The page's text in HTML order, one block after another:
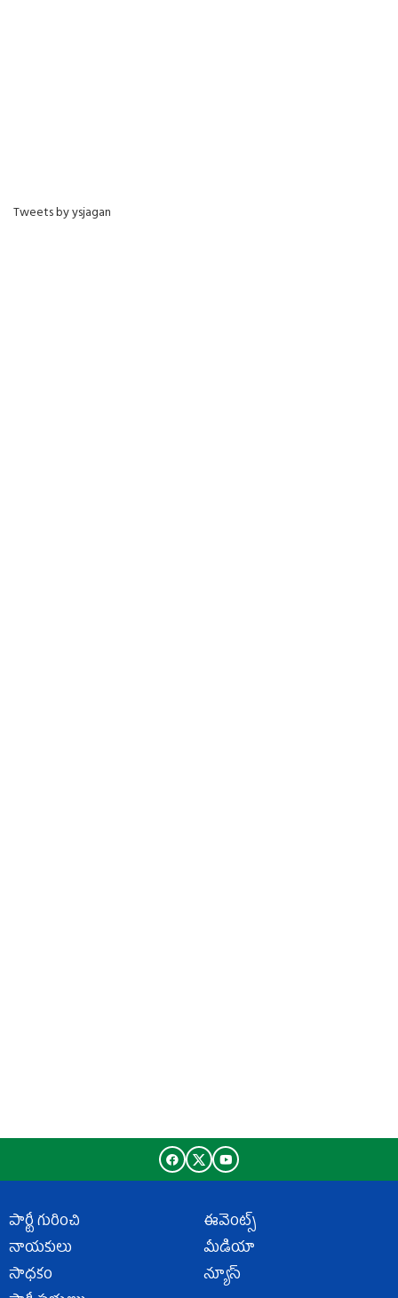
Tweets by ysjagan
పార్టీ గురించి
నాయకులు
సాధకం
ఈవెంట్స్
మీడియా
న్యూస్